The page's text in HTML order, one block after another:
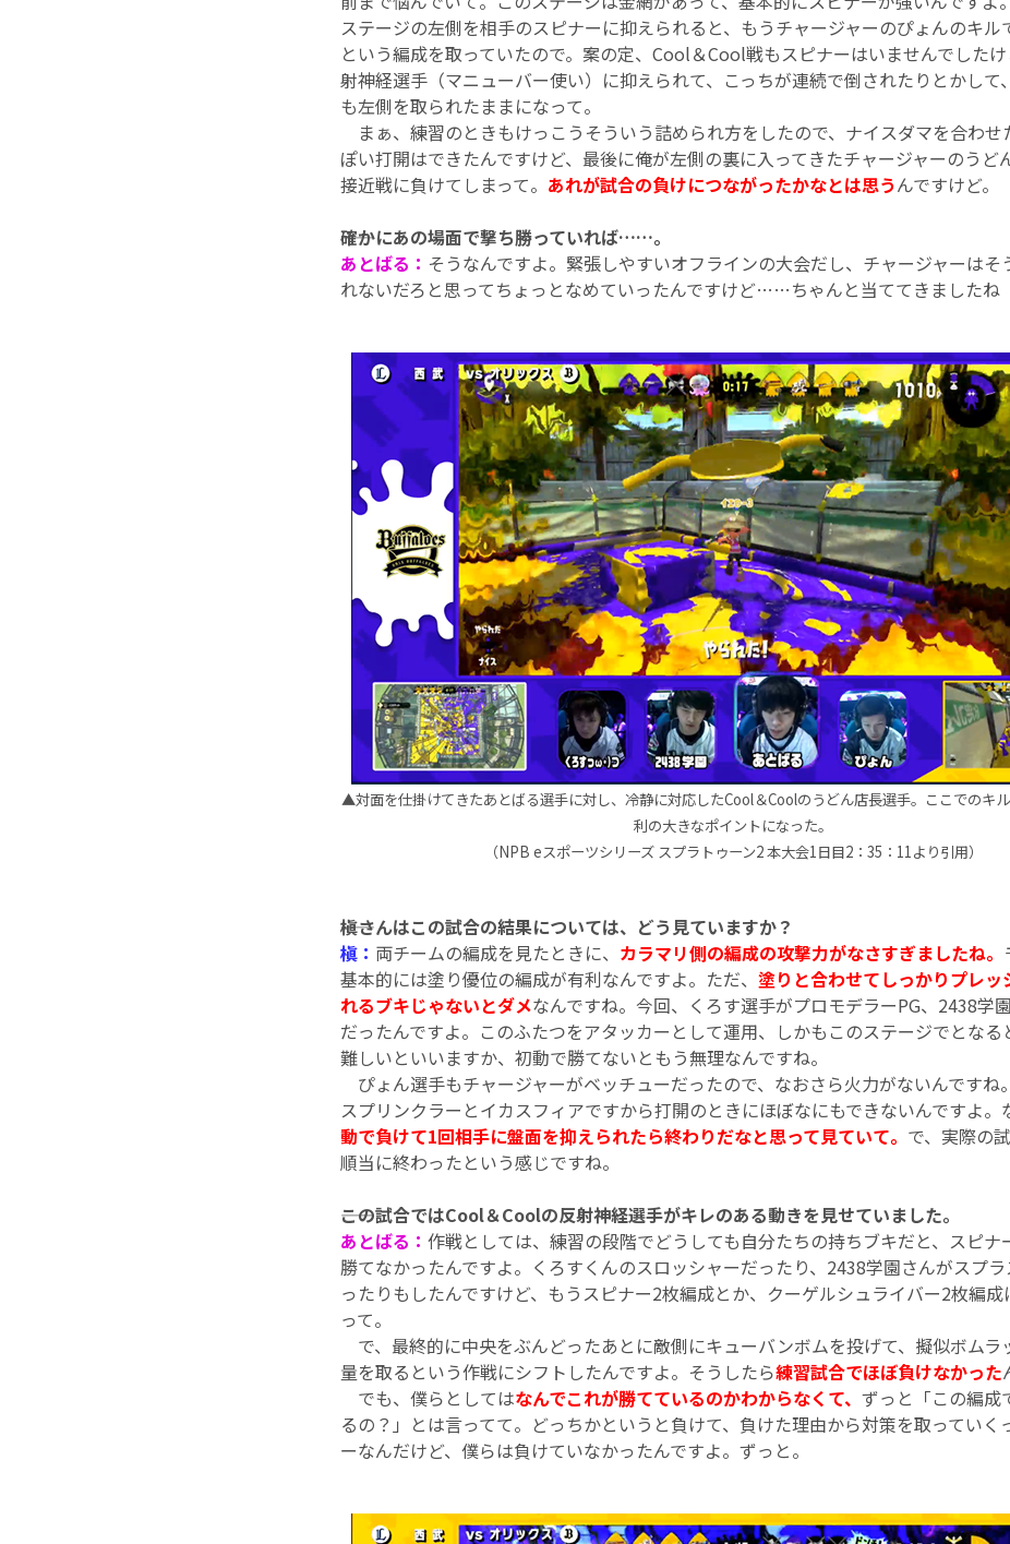
ステージの左側を相手のスピナーに抑えられると、もうチャージャーのぴょんのキル
という編成を取っていたので。案の定、Cool＆Cool戦もスピナーはいませんでした
射神経選手（マニューバー使い）に抑えられて、こっちが連続で倒されたりとかして
も左側を取られたままになって。
まぁ、練習のときもけっこうそういう詰められ方をしたので、ナイスダマを合わせ
ぽい打開はできたんですけど、最後に俺が左側の裏に入ってきたチャージャーのうど
接近戦に負けてしまって。 あれが試合の負けにつながったかなとは思うんですけど。
――確かにあの場面で撃ち勝っていれば……。
あとばる： そうなんですよ。緊張しやすいオフラインの大会だし、チャージャーはそ
れないだろと思ってちょっとなめていったんですけど……ちゃんと当ててきましたね
▲対面を仕掛けてきたあとばる選手に対し、冷静に対応したCool＆Coolのうどん店長選手。ここでのキ
利の大きなポイントになった。
（NPB eスポーツシリーズ スプラトゥーン2 本大会1日目2：35：11より引用）
――槇さんはこの試合の結果については、どう見ていますか？
槇： 両チームの編成を見たときに、 カラマリ側の編成の攻撃力がなさすぎましたね。
基本的には塗り優位の編成が有利なんですよ。ただ、 塗りと合わせてしっかりプレッ
れるブキじゃないとダメなんですね。今回、くろす選手がプロモデラーPG、2438学
だったんですよ。このふたつをアタッカーとして運用、しかもこのステージでとなる
難しいといいますか、初動で勝てないともう無理なんですね。
ぴょん選手もチャージャーがベッチューだったので、なおさら火力がないんですね
スプリンクラーとイカスフィアですから打開のときにほぼなにもできないんですよ。
動で負けて1回相手に盤面を抑えられたら終わりだなと思って見ていて。 で、実際の
順当に終わったという感じですね。
――この試合ではCool＆Coolの反射神経選手がキレのある動きを見せていました。
あとばる： 作戦としては、練習の段階でどうしても自分たちの持ちブキだと、スピナ
勝てなかったんですよ。くろすくんのスロッシャーだったり、2438学園さんがスプ
ったりもしたんですけど、もうスピナー2枚編成とか、クーゲルシュライバー2枚編
って。
で、最終的に中央をぶんどったあとに敵側にキューバンボムを投げて、擬似ボムラ
量を取るという作戦にシフトしたんですよ。そうしたら練習試合でほぼ負けなかった
でも、僕らとしてはなんでこれが勝てているのかわからなくて、 ずっと「この編成
るの？」とは言ってて。どっちかというと負けて、負けた理由から対策を取っていく
ーなんだけど、僕らは負けていなかったんですよ。ずっと。